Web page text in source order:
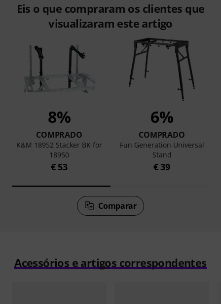
Eis o que compraram os clientes que
visualizaram este artigo
8%
COMPRADO
K&M 18952 Stacker BK for
18950
€ 53
6%
COMPRADO
Fun Generation Universal
Stand
€ 39
Comparar
Acessórios e artigos correspondentes